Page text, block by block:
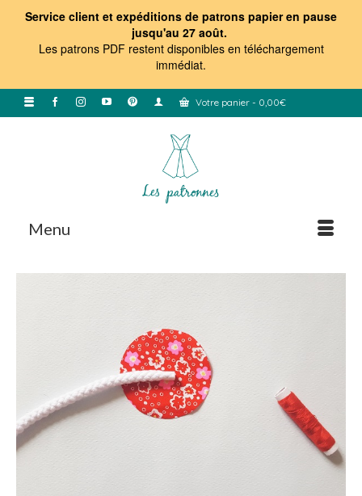
Service client et expéditions de patrons papier en pause
jusqu'au 27 août.
Les patrons PDF restent disponibles en téléchargement
immédiat.
Votre panier - 0,00€
Menu